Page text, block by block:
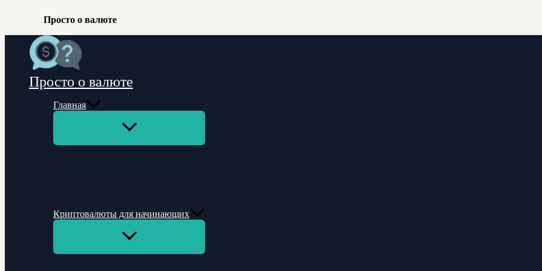
Просто о валюте
Перейти
содержимому
Просто о валюте
Главная
Переключатель
Криптовалюты для начинающих
Переключатель